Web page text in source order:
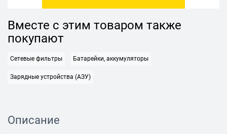
Вместе с этим товаром также
покупают
Сетевые фильтры Батарейки, аккумуляторы
Зарядные устройства (АЗУ)
Описание